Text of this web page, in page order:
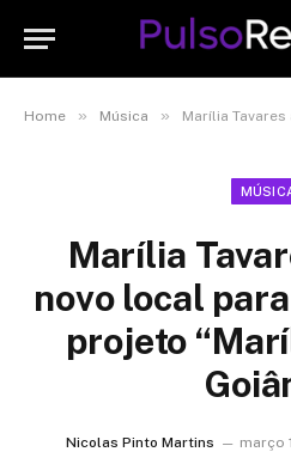
Home » Música » Marília Tavares anuncia
Marília
novo local
projeto
Nicolas Pinto Martins março